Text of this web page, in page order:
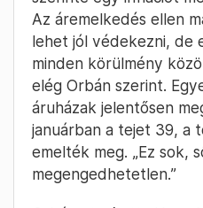
Fotó: Fischer Zoltán /
Hiába az áttörés a
gazdaságban, ha nem